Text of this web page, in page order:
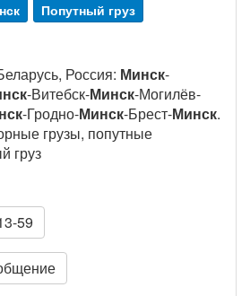
Попутный груз
Россия: Минск-
-Витебск-Минск-Могилёв-
-Гродно-Минск-Брест-Минск.
грузы, попутные
груз
59